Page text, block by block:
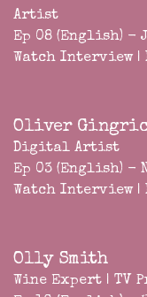
Artist
Ep 08 (English) -
Watch Interview |
Oliver
Digital Artist
Ep 03 (English) -
Watch Interview |
Olly Smith
Wine Expert | TV